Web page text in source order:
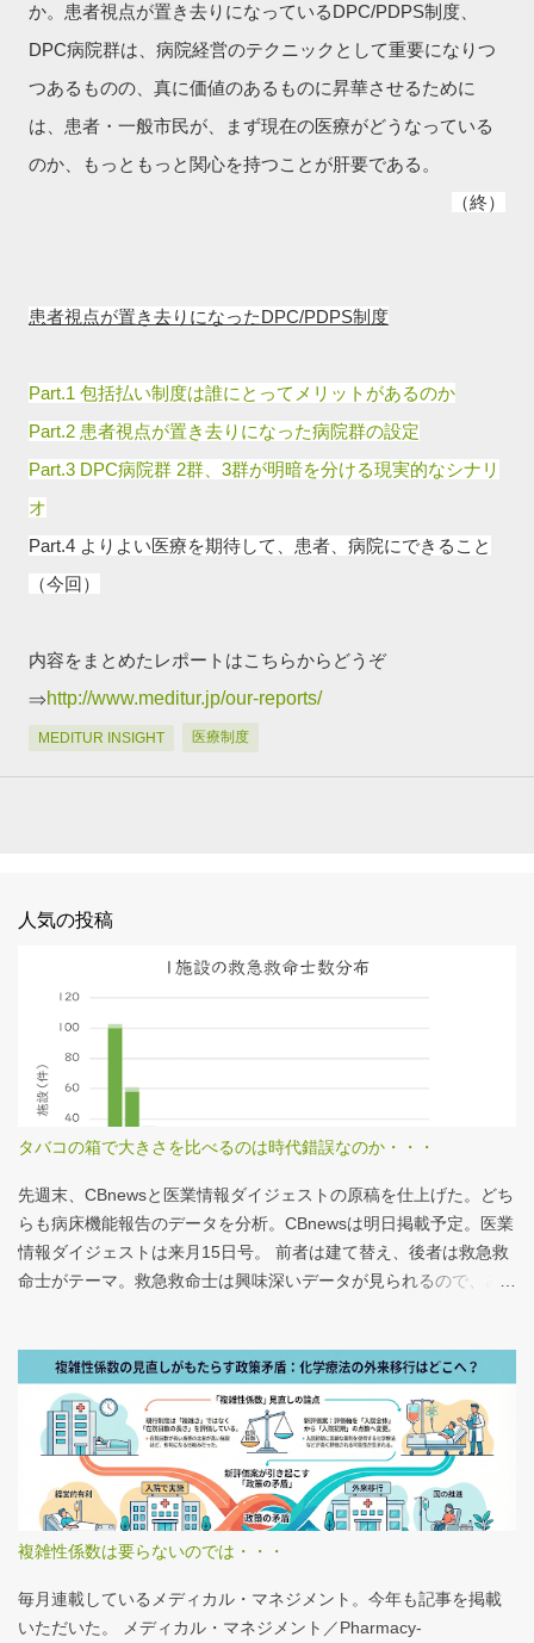
か。患者視点が置き去りになっているDPC/PDPS制度、
DPC病院群は、病院経営のテクニックとして重要になりつ
つあるものの、真に価値のあるものに昇華させるために
は、患者・一般市民が、まず現在の医療がどうなっている
のか、もっともっと関心を持つことが肝要である。
（終）
患者視点が置き去りになったDPC/PDPS制度
Part.1 包括払い制度は誰にとってメリットがあるのか
Part.2 患者視点が置き去りになった病院群の設定
Part.3 DPC病院群 2群、3群が明暗を分ける現実的なシナリ
オ
Part.4 よりよい医療を期待して、患者、病院にできること
（今回）
内容をまとめたレポートはこちらからどうぞ
⇒http://www.meditur.jp/our-reports/
MEDITUR INSIGHT 医療制度
人気の投稿
タバコの箱で大きさを比べるのは時代錯誤なのか・・・
先週末、CBnewsと医業情報ダイジェストの原稿を仕上げた。どち
らも病床機能報告のデータを分析。CBnewsは明日掲載予定。医業
情報ダイジェストは来月15日号。 前者は建て替え、後者は救急救
命士がテーマ。救急救命士は興味深いデータが見られるので、み
は、医業情報ダイジェストの記事をお読みください！なのだが、
分析結果の一例は下のグラフ。 病床機能報告（2023年度報告）を
基に作成 ※救急救命士の人数は常勤・非常勤（常勤換算）の合
計。人数が0人の施設は集計に含まない この施設は何人いるんだろ
う？、あの施設は何人だろう？と見てみるだけでも十分興味深い
が、上のグラフのような情報が頭に入っていると、比較整理しや
する。立派な建物がある。武蔵国府の国司館（こくしのたち）を
復元したものだ。写真だけでは、大きさが分かりづらいはずだ。
今月訪れた武蔵国府跡 実際には10分の1サイズの模型なので、そ
複雑性係数は要らないのでは・・・
毎月連載しているメディカル・マネジメント。今年も記事を掲載
いただいた。 メディカル・マネジメント／Pharmacy-